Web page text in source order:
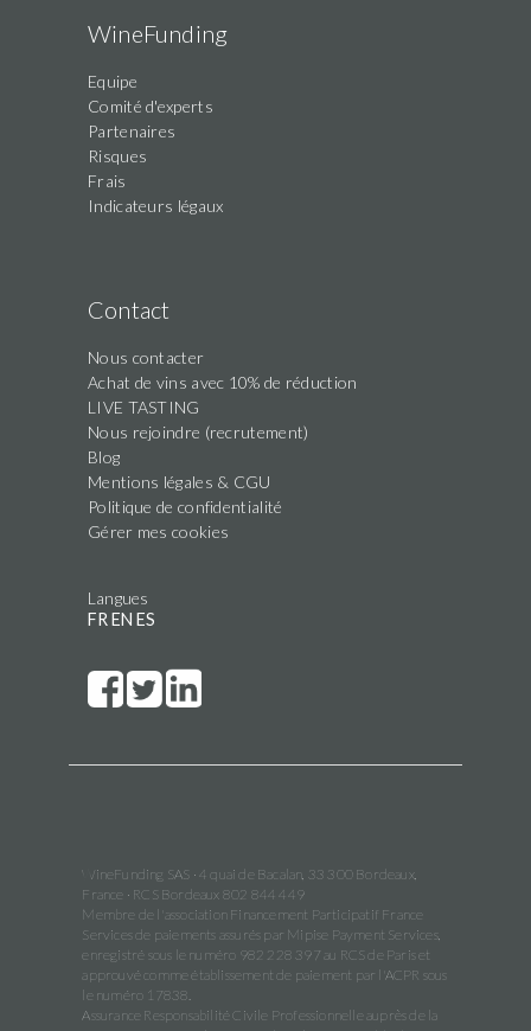
WineFunding
Equipe
Comité d'experts
Partenaires
Risques
Frais
Indicateurs légaux
Contact
Nous contacter
Achat de vins avec 10% de réduction
LIVE TASTING
Nous rejoindre (recrutement)
Blog
Mentions légales & CGU
Politique de confidentialité
Gérer mes cookies
Langues
FR EN ES
WineFunding SAS · 4 quai de Bacalan, 33 300 Bordeaux,
France · RCS Bordeaux 802 844 449
Membre de l'association Financement Participatif France
Services de paiements assurés par Mipise Payment Services,
enregistré sous le numéro 982 228 397 au RCS de Paris et
approuvé comme établissement de paiement par l'ACPR sous
le numéro 17838.
Assurance Responsabilité Civile Professionnelle auprès de la